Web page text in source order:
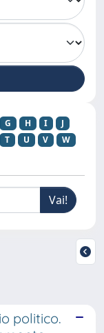
G H I
J
T U V
W
politico.